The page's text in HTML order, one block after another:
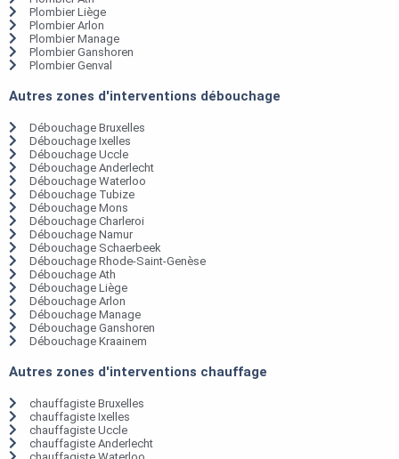
Plombier Liège
Plombier Arlon
Plombier Manage
Plombier Ganshoren
Plombier Genval
Autres zones d'interventions débouchage
Débouchage Bruxelles
Débouchage Ixelles
Débouchage Uccle
Débouchage Anderlecht
Débouchage Waterloo
Débouchage Tubize
Débouchage Mons
Débouchage Charleroi
Débouchage Namur
Débouchage Schaerbeek
Débouchage Rhode-Saint-Genèse
Débouchage Ath
Débouchage Liège
Débouchage Arlon
Débouchage Manage
Débouchage Ganshoren
Débouchage Kraainem
Autres zones d'interventions chauffage
chauffagiste Bruxelles
chauffagiste Ixelles
chauffagiste Uccle
chauffagiste Anderlecht